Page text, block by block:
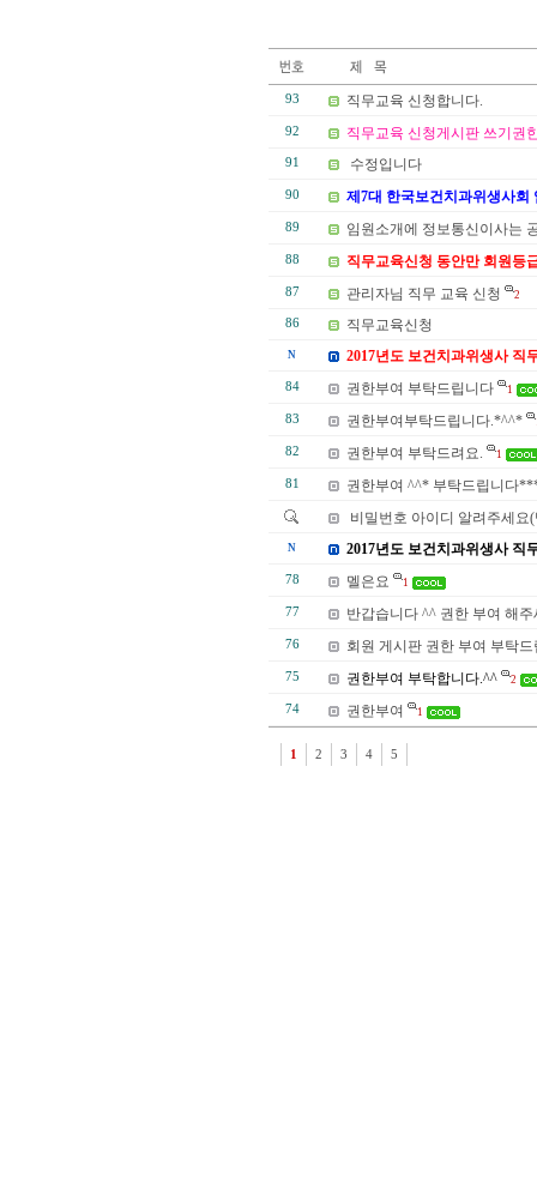
93 직무교육 신청합니다.
92 직무교육 신청게시판 쓰기권
91 수정입니다
90 제7대 한국보건치과위생사회
89 임원소개에 정보통신이사는
88 직무교육신청 동안만 회원등
87 관리자님 직무 교육 신청 2
86 직무교육신청
N 2017년도 보건치과위생사 직
84 권한부여 부탁드립니다 1
83 권한부여부탁드립니다.*^^*
82 권한부여 부탁드려요. 1
81
권한부여 ^^* 부탁드립니다
비밀번호 아이디 알려주세요
N 2017년도 보건치과위생사 직
78 멜은요 1
77 반갑습니다 ^^ 권한 부여 해주
76 회원 게시판 권한 부여 부탁드
75 권한부여 부탁합니다.^^ 2
74 권한부여 1
1 2 3 4 5